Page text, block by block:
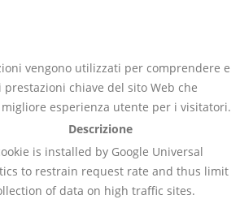
vengono utilizzati per comprendere e
chiave del sito Web che
esperienza utente per i visitatori.
Descrizione
is installed by Google Universal
to restrain request rate and thus limit
of data on high traffic sites.